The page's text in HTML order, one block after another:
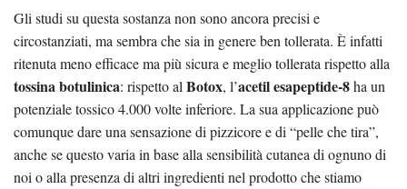
Gli studi su questa sostanza non sono ancora precisi e
circostanziati, ma sembra che sia in genere ben tollerata. È infatti
ritenuta meno efficace ma più sicura e meglio tollerata rispetto alla
tossina botulinica: rispetto alBotox, l’acetil esapeptide-8ha un
potenziale tossico 4.000 volte inferiore. La sua applicazione può
comunque dare una sensazione di pizzicore e di “pelle che tira”,
anche se questo varia in base alla sensibilità cutanea di ognuno di
noi o alla presenza di altri ingredienti nel prodotto che stiamo